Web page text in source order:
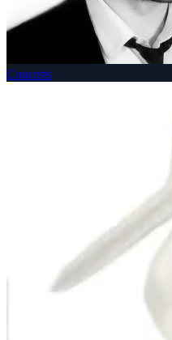
Concerts